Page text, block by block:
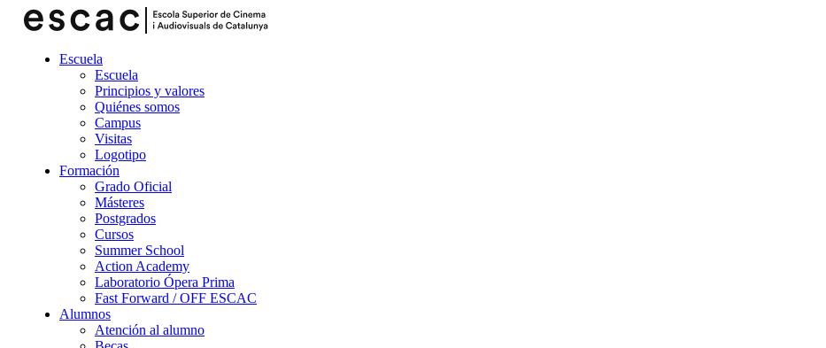
Escuela
Escuela
Principios y valores
Quiénes somos
Campus
Visitas
Logotipo
Formación
Grado Oficial
Másteres
Postgrados
Cursos
Summer School
Action Academy
Laboratorio Ópera Prima
Fast Forward / OFF ESCAC
Alumnos
Atención al alumno